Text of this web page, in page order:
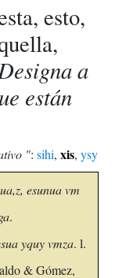
esto,
a
están
": sihi, xis, ysy
esunua vm
.
yquy vmza. l.
& Gómez,